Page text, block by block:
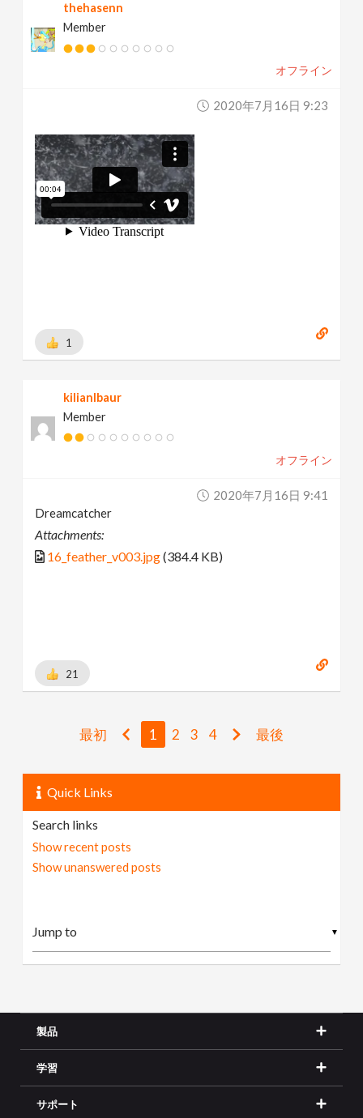
thehasenn
Member
オフライン
2020年7月16日 9:23
1
kilianlbaur
Member
オフライン
2020年7月16日 9:41
Dreamcatcher
Attachments:
16_feather_v003.jpg(384.4 KB)
21
最初 1 2 3 4 最後
Quick Links
Search links
Show recent posts
Show unanswered posts
▼
製品
学習
サポート